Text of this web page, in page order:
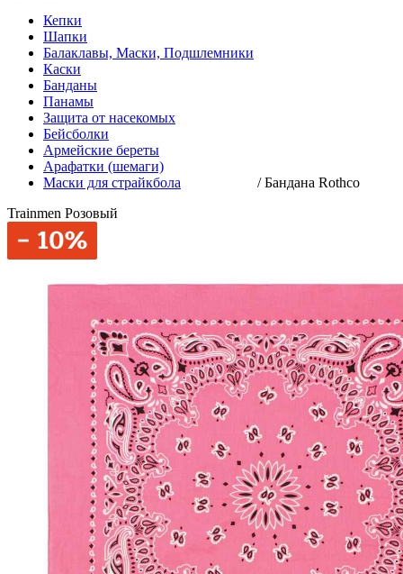
Кепки
Шапки
Балаклавы, Маски, Подшлемники
Каски
Банданы
Панамы
Защита от насекомых
Бейсболки
Армейские береты
Арафатки (шемаги)
Маски для страйкбола
/Бандана Rothco
Trainmen Розовый